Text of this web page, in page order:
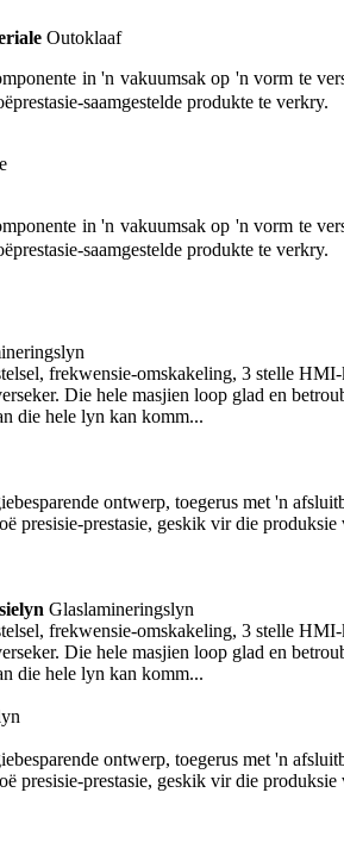
Outoklaaf
in 'n vakuumsak op 'n vorm te
saamgestelde produkte te verkry.
in 'n vakuumsak op 'n vorm te
saamgestelde produkte te verkry.
frekwensie-omskakeling, 3 stelle
Die hele masjien loop glad en
die hele lyn kan komm...
ontwerp, toegerus met 'n
presisie-prestasie, geskik vir die
Glaslamineringslyn
frekwensie-omskakeling, 3 stelle
Die hele masjien loop glad en
die hele lyn kan komm...
ontwerp, toegerus met 'n
presisie-prestasie, geskik vir die